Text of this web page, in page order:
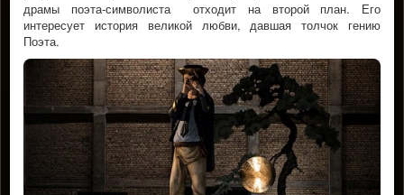
драмы поэта-символиста отходит на второй план. Его
интересует история великой любви, давшая толчок гению
Поэта.